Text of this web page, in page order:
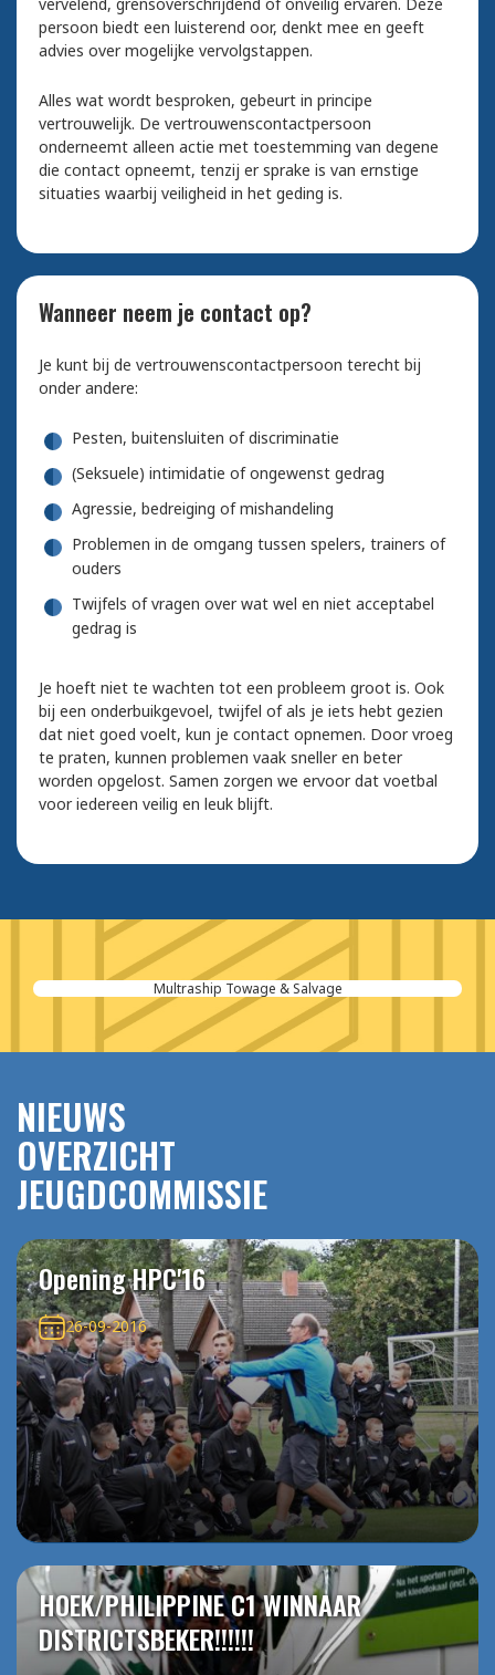
persoon biedt een luisterend oor, denkt mee en geeft
advies over mogelijke vervolgstappen.
Alles wat wordt besproken, gebeurt in principe
vertrouwelijk. De vertrouwenscontactpersoon
onderneemt alleen actie met toestemming van degene
die contact opneemt, tenzij er sprake is van ernstige
situaties waarbij veiligheid in het geding is.
Wanneer neem je contact op?
Je kunt bij de vertrouwenscontactpersoon terecht bij
onder andere:
Pesten, buitensluiten of discriminatie
(Seksuele) intimidatie of ongewenst gedrag
Agressie, bedreiging of mishandeling
Problemen in de omgang tussen spelers, trainers of
ouders
Twijfels of vragen over wat wel en niet acceptabel
gedrag is
Je hoeft niet te wachten tot een probleem groot is. Ook
bij een onderbuikgevoel, twijfel of als je iets hebt gezien
dat niet goed voelt, kun je contact opnemen. Door vroeg
te praten, kunnen problemen vaak sneller en beter
worden opgelost. Samen zorgen we ervoor dat voetbal
voor iedereen veilig en leuk blijft.
Multraship Towage & Salvage
NIEUWS
OVERZICHT
JEUGDCOMMISSIE
Opening HPC'16
26-09-2016
HOEK/PHILIPPINE C1 WINNAAR
DISTRICTSBEKER!!!!!!